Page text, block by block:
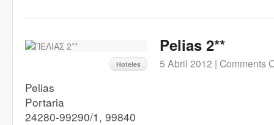
Hoteles
Pelias 2**
5 Abril 2012 | Comments
Pelias
Portaria
24280-99290/1, 99840